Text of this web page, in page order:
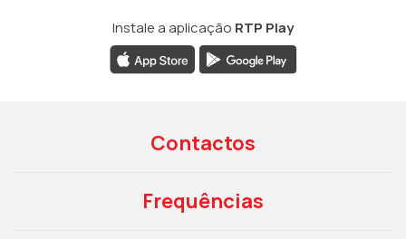
Instale a aplicação RTP Play
Contactos
Frequências